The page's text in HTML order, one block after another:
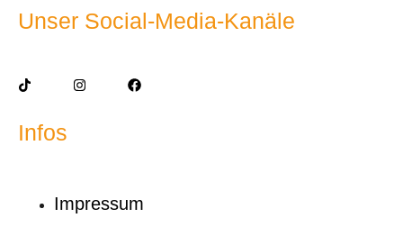
Unser Social-Media-Kanäle
Infos
Impressum